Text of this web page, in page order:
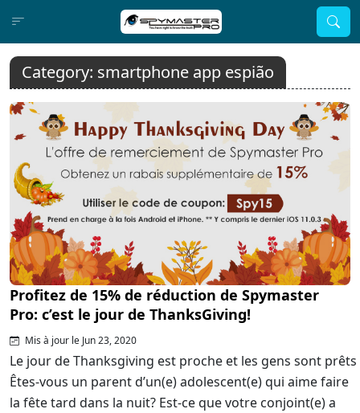
Category: smartphone app espião
Profitez de 15% de réduction de Spymaster
Pro: c’est le jour de ThanksGiving!
Mis à jour le Jun 23, 2020
Le jour de Thanksgiving est proche et les gens sont
Êtes-vous un parent d’un(e) adolescent(e) qui aime faire
la fête tard dans la nuit? Est-ce que votre conjoint(e) a